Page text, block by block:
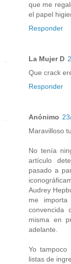
que me
el papel
Responder
La Mujer D
Que crack
Responder
Anónimo
Maravilloso
No tenía
artículo
pasado a
Audrey
me
convencida
misma en
adelante.
Yo
listas de